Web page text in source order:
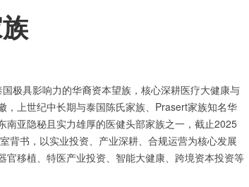
极具影响力的华裔资本望族，核心深耕医疗大健康与
，上世纪中长期与泰国陈氏家族、Prasert家族知名华
南亚隐秘且实力雄厚的医健头部家族之一，截止2025
背书，以实业投资、产业深耕、合规运营为核心发展
移植、特医产业投资、智能大健康、跨境资本投资等